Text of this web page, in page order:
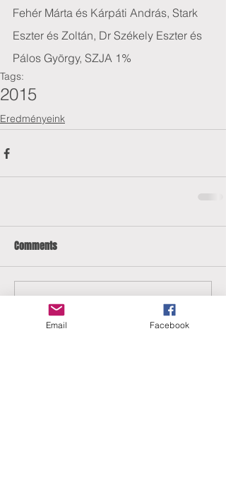
Fehér Márta és Kárpáti András, Stark
Eszter és Zoltán, Dr Székely Eszter és
Pálos György, SZJA 1%
Tags:
2015
Eredményeink
Comments
Write a comment...
Email Facebook